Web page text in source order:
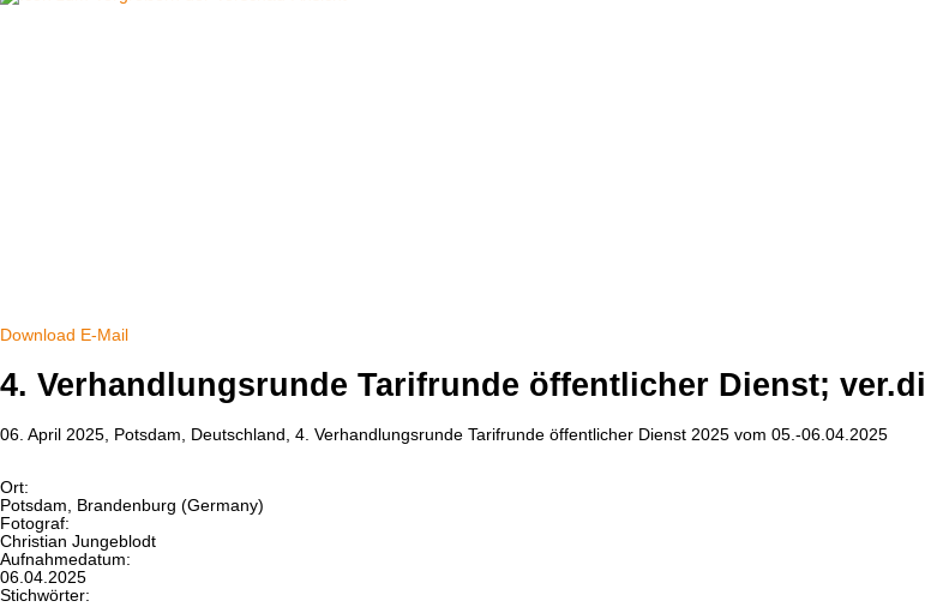
Download E-Mail
4. Verhandlungsrunde Tarifrunde öffentlicher Dienst; ver.di
06. April 2025, Potsdam, Deutschland, 4. Verhandlungsrunde Tarifrunde öffentlicher Dienst 2025 vom 05.-06.04.2025
Ort:
Potsdam, Brandenburg (Germany)
Fotograf:
Christian Jungeblodt
Aufnahmedatum:
06.04.2025
Stichwörter: